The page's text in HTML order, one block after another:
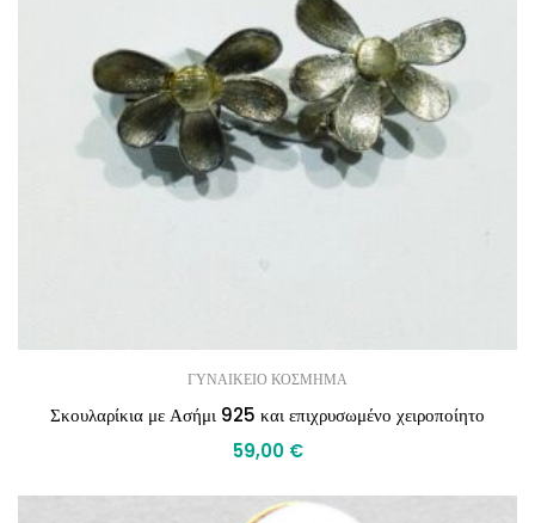
ΓΥΝΑΙΚΕΙΟ ΚΟΣΜΗΜΑ
Σκουλαρίκια με Ασήμι 925 και επιχρυσωμένο χειροποίητο
59,00 €